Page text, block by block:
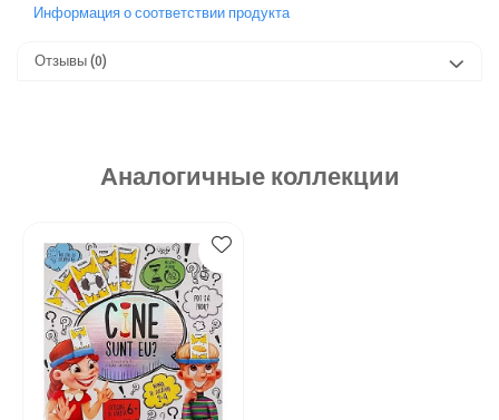
Информация о соответствии продукта
Отзывы(0)
Аналогичные коллекции